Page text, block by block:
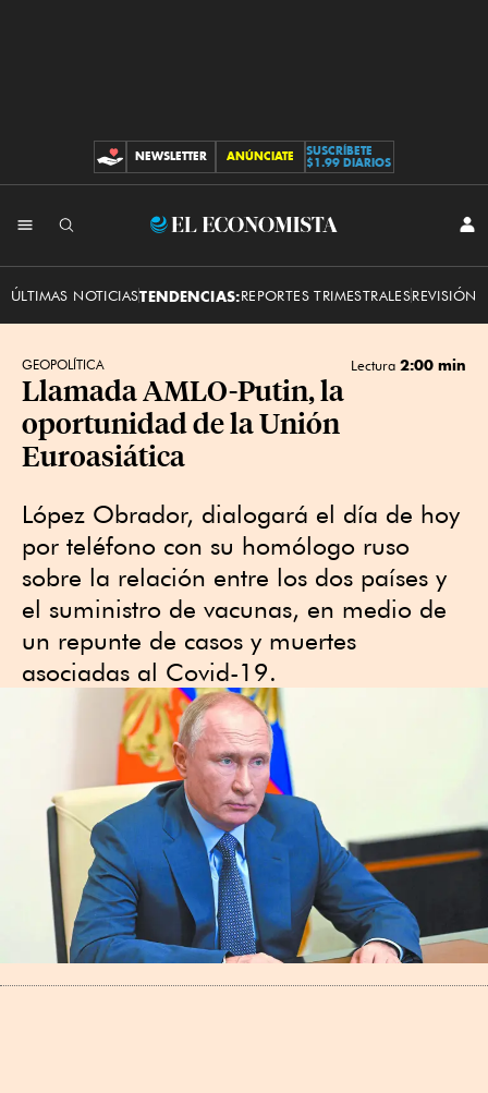
CONTRIBUCIONES
NEWSLETTER ANÚNCIATE
SUSCRÍBETE
$1.99 DIARIOS
El
ÚLTIMAS NOTICIASTENDENCIAS:REPORTES TRIMESTRALESREVISIÓN
GEOPOLÍTICA Lectura 2:00 min
Llamada AMLO-Putin, la
oportunidad de la Unión
Euroasiática
López Obrador, dialogará el día de hoy
por teléfono con su homólogo ruso
sobre la relación entre los dos países y
el suministro de vacunas, en medio de
un repunte de casos y muertes
asociadas al Covid-19.